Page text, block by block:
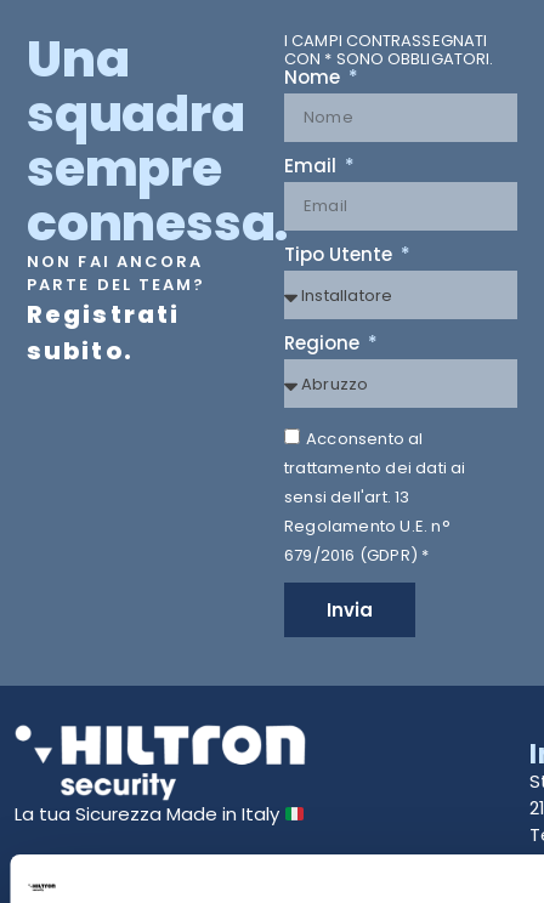
Una
squadra
sempre
connessa.
NON FAI ANCORA
PARTE DEL TEAM?
Registrati
subito.
I CAMPI CONTRASSEGNATI
CON * SONO OBBLIGATORI.
Nome
Email
Tipo Utente
Regione
Acconsento al
trattamento dei dati ai
sensi dell'art. 13
Regolamento U.E. n°
679/2016 (GDPR) *
Invia
La tua Sicurezza Made in Italy